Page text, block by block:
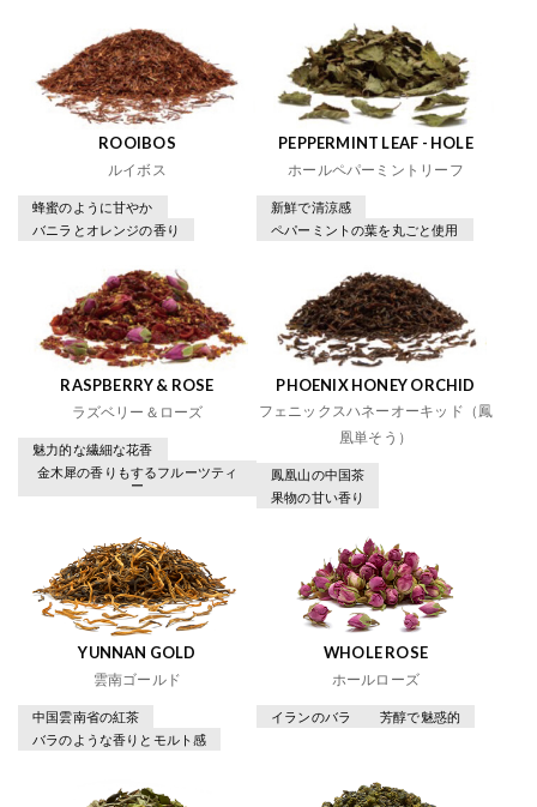
ROOIBOS
ルイボス
蜂蜜のように甘やか
バニラとオレンジの香り
PEPPERMINT LEAF - HOLE
ホールペパーミントリーフ
新鮮で清涼感
ペパーミントの葉を丸ごと使用
RASPBERRY & ROSE
ラズベリー＆ローズ
魅力的な繊細な花香
金木犀の香りもするフルーツティ
ー
PHOENIX HONEY ORCHID
フェニックスハネーオーキッド（鳳
凰単そう）
鳳凰山の中国茶
果物の甘い香り
YUNNAN GOLD
雲南ゴールド
中国雲南省の紅茶
バラのような香りとモルト感
WHOLE ROSE
ホールローズ
イランのバラ 芳醇で魅惑的